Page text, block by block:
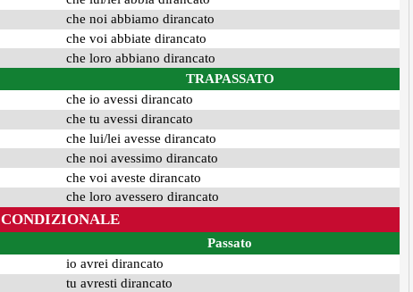
che noi abbiamo dirancato
che voi abbiate dirancato
che loro abbiano dirancato
TRAPASSATO
che io avessi dirancato
che tu avessi dirancato
che lui/lei avesse dirancato
che noi avessimo dirancato
che voi aveste dirancato
che loro avessero dirancato
CONDIZIONALE
Passato
io avrei dirancato
tu avresti dirancato